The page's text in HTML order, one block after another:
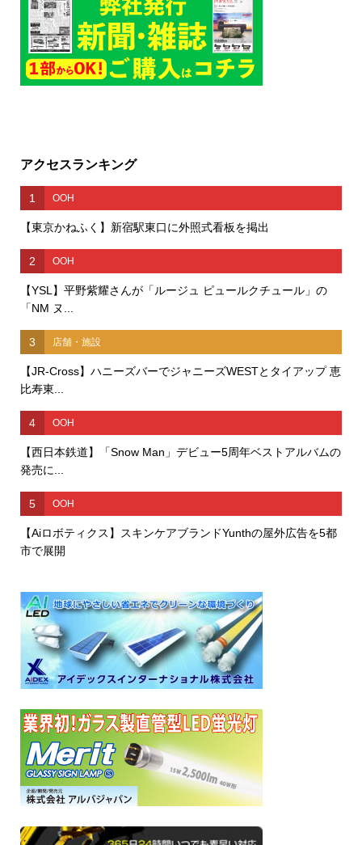
アクセスランキング
1 OOH
【東京かねふく】新宿駅東口に外照式看板を掲出
2 OOH
【YSL】平野紫耀さんが「ルージュ ピュールクチュール」の
「NM ヌ...
3 店舗・施設
【JR-Cross】ハニーズバーでジャニーズWESTとタイアップ 恵
比寿東...
4 OOH
【西日本鉄道】「Snow Man」デビュー5周年ベストアルバムの
発売に...
5 OOH
【Aiロボティクス】スキンケアブランドYunthの屋外広告を5都
市で展開